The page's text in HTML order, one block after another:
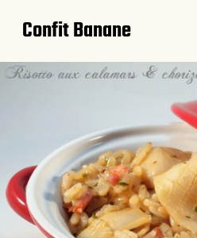
Confit Banane